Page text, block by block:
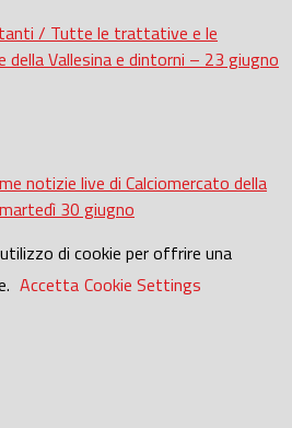
/ Tutte le trattative e le
Vallesina e dintorni – 23 giugno
notizie live di Calciomercato della
30 giugno
di cookie per offrire una
Accetta Cookie Settings